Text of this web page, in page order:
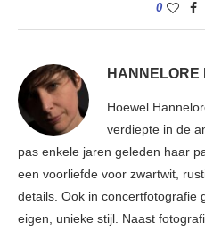
0
HANNELORE
Hoewel
verdiepte in de
pas enkele jaren geleden haar
een voorliefde voor zwartwit,
details. Ook in concertfotografie
eigen, unieke stijl. Naast